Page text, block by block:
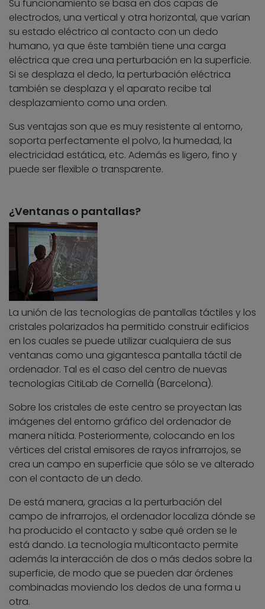
Su funcionamiento se basa en dos capas de
electrodos, una vertical y otra horizontal, que varían
su estado eléctrico al contacto con un dedo
humano, ya que éste también tiene una carga
eléctrica que crea una perturbación en la superficie.
Si se desplaza el dedo, la perturbación eléctrica
también se desplaza y el aparato recibe tal
desplazamiento como una orden.
Sus ventajas son que es muy resistente al entorno,
soporta perfectamente el polvo, la humedad, la
electricidad estática, etc. Además es ligero, fino y
puede ser flexible o transparente.
¿Ventanas o pantallas?
La unión de las tecnologías de pantallas táctiles y los
cristales polarizados ha permitido construir edificios
en los cuales se puede utilizar cualquiera de sus
ventanas como una gigantesca pantalla táctil de
ordenador. Tal es el caso del centro de nuevas
tecnologías CitiLab de Cornellà (Barcelona).
Sobre los cristales de este centro se proyectan las
imágenes del entorno gráfico del ordenador de
manera nítida. Posteriormente, colocando en los
vértices del cristal emisores de rayos infrarrojos, se
crea un campo en superficie que sólo se ve alterado
con el contacto de un dedo.
De está manera, gracias a la perturbación del
campo de infrarrojos, el ordenador localiza dónde se
ha producido el contacto y sabe qué orden se le
está dando. La tecnología multicontacto permite
además la interacción de dos o más dedos sobre la
superficie, de modo que se pueden dar órdenes
combinadas moviendo los dedos de una forma u
otra.